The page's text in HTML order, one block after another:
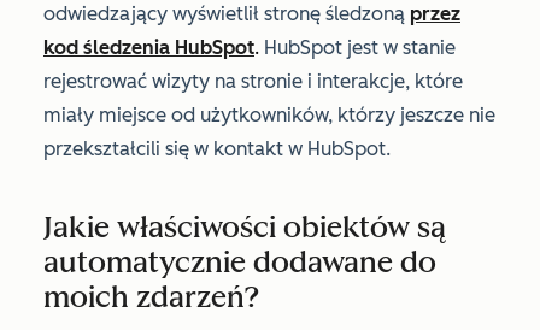
odwiedzający wyświetlił stronę śledzoną przez
kod śledzenia HubSpot. HubSpot jest w stanie
rejestrować wizyty na stronie i interakcje, które
miały miejsce od użytkowników, którzy jeszcze nie
przekształcili się w kontakt w HubSpot.
Jakie właściwości obiektów są
automatycznie dodawane do
moich zdarzeń?